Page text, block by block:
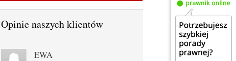
Opinie naszych klientów
EWA